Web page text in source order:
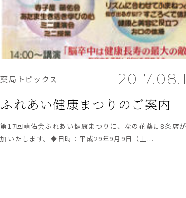
薬局トピックス
ふれあい健康まつりのご案内
第17回萌佑会ふれあい健康まつりに、なの花薬局8条店
加いたします。◆日時：平成29年9月9日（土...